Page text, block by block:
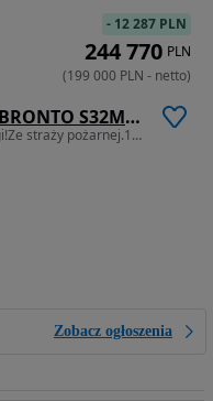
MAN 4x4 MAN STEYER 19S36.BRONTO S32MDT
Napęd 4x4.Wysokosc 32 m.Male przebiegi!Ze straży pożarnej.199 000netto
Zobacz ogłoszenia
- 12 287 PLN
244 770 PLN
(199 000 PLN - netto)